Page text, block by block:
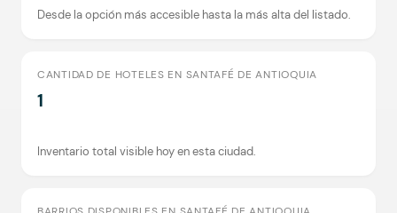
Desde la opción más accesible hasta la más alta del listado.
CANTIDAD DE HOTELES EN SANTAFÉ DE ANTIOQUIA
1
Inventario total visible hoy en esta ciudad.